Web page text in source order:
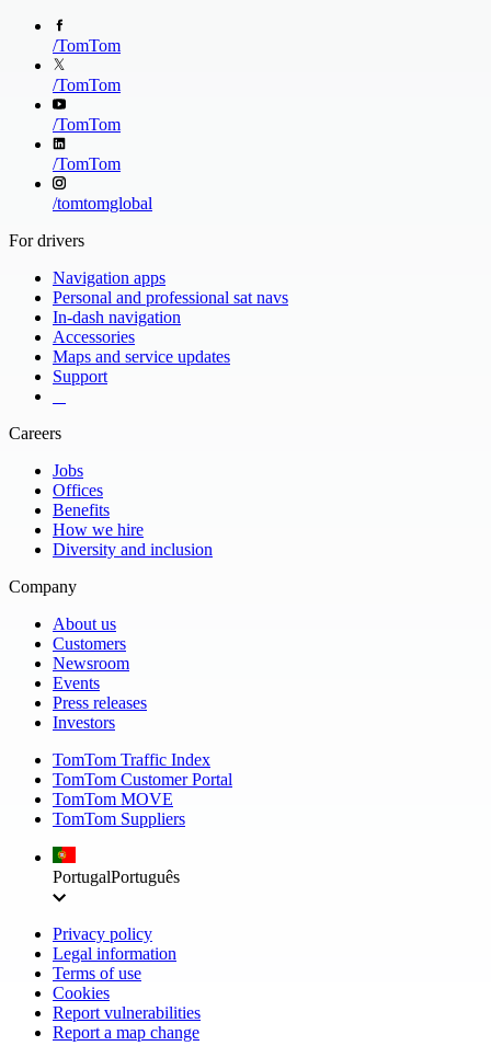
/TomTom
/TomTom
/TomTom
/TomTom
/tomtomglobal
For drivers
Navigation apps
Personal and professional sat navs
In-dash navigation
Accessories
Maps and service updates
Support
Careers
Jobs
Offices
Benefits
How we hire
Diversity and inclusion
Company
About us
Customers
Newsroom
Events
Press releases
Investors
TomTom Traffic Index
TomTom Customer Portal
TomTom MOVE
TomTom Suppliers
PortugalPortuguês
Privacy policy
Legal information
Terms of use
Cookies
Report vulnerabilities
Report a map change